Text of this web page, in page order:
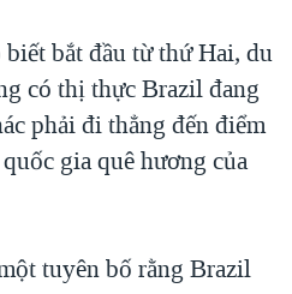
bắt đầu từ thứ Hai, du
có thị thực Brazil đang
phải đi thẳng đến điểm
gia quê hương của
tuyên bố rằng Brazil